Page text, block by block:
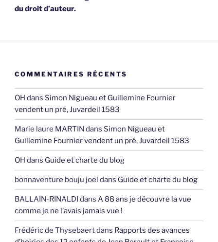
du droit d’auteur.
COMMENTAIRES RÉCENTS
OH dans Simon Nigueau et Guillemine Fournier
vendent un pré, Juvardeil 1583
Marie laure MARTIN dans Simon Nigueau et
Guillemine Fournier vendent un pré, Juvardeil 1583
OH dans Guide et charte du blog
bonnaventure bouju joel dans Guide et charte du blog
BALLAIN-RINALDI dans A 88 ans je découvre la vue
comme je ne l’avais jamais vue !
Frédéric de Thysebaertdans Rapports des avances